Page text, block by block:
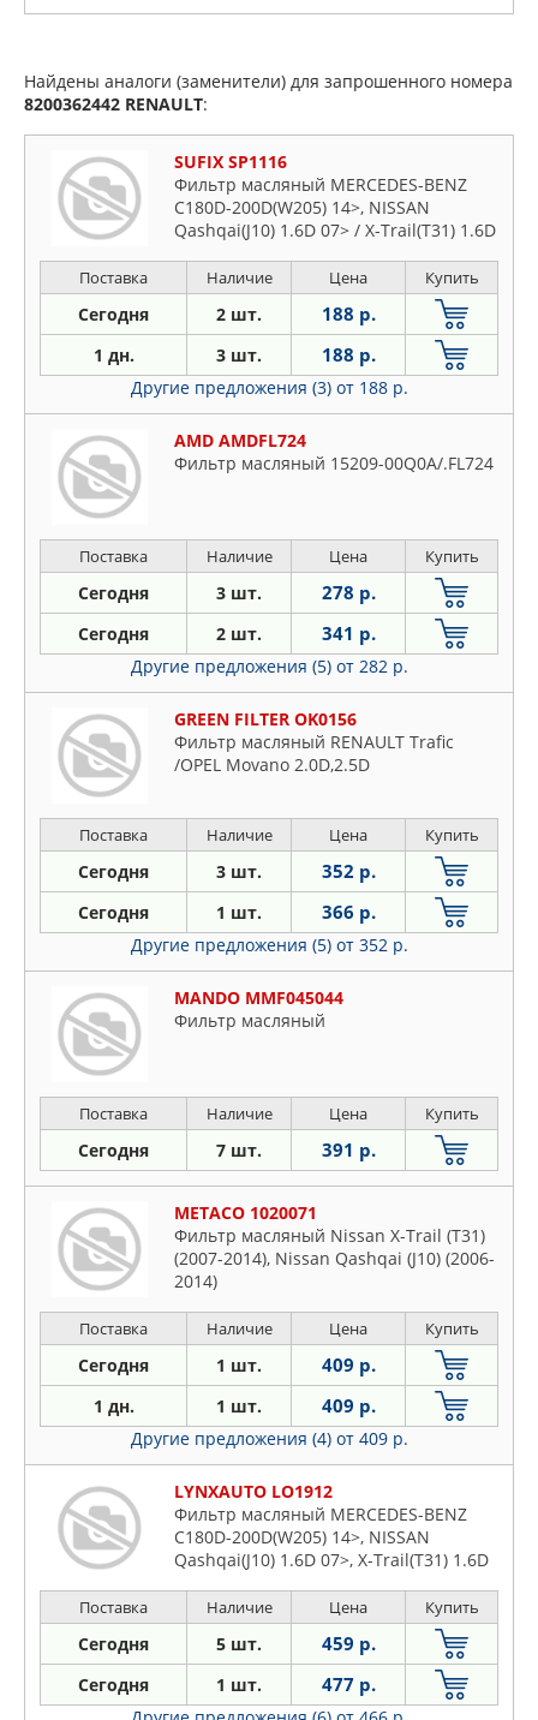
Найдены аналоги (заменители) для запрошенного номера
8200362442 RENAULT:
SUFIX SP1116
Фильтр масляный MERCEDES-BENZ
C180D-200D(W205) 14>, NISSAN
Qashqai(J10) 1.6D 07> / X-Trail(T31) 1.6D
Поставка Наличие Цена Купить
Сегодня 2 шт. 188 р.
1 дн. 3 шт. 188 р.
Другие предложения (3) от 188 р.
AMD AMDFL724
Фильтр масляный 15209-00Q0A/.FL724
Поставка Наличие Цена Купить
Сегодня 3 шт. 278 р.
Сегодня 2 шт. 341 р.
Другие предложения (5) от 282 р.
GREEN FILTER OK0156
Фильтр масляный RENAULT Trafic
/OPEL Movano 2.0D,2.5D
Поставка Наличие Цена Купить
Сегодня 3 шт. 352 р.
Сегодня 1 шт. 366 р.
Другие предложения (5) от 352 р.
MANDO MMF045044
Фильтр масляный
Поставка Наличие Цена Купить
Сегодня 7 шт. 391 р.
METACO 1020071
Фильтр масляный Nissan X-Trail (T31)
(2007-2014), Nissan Qashqai (J10) (2006-
2014)
Поставка Наличие Цена Купить
Сегодня 1 шт. 409 р.
1 дн. 1 шт. 409 р.
Другие предложения (4) от 409 р.
LYNXAUTO LO1912
Фильтр масляный MERCEDES-BENZ
C180D-200D(W205) 14>, NISSAN
Qashqai(J10) 1.6D 07>, X-Trail(T31) 1.6D
2.0D-2.5D 06>, RENAULT Espace IV 2.0D-
2.2D 06>, Koleos I 2.0D 08>, Laguna II-III
2.0D 05>, Master II 2.5D 06>, Meg
Поставка Наличие Цена Купить
Сегодня 5 шт. 459 р.
Сегодня 1 шт. 477 р.